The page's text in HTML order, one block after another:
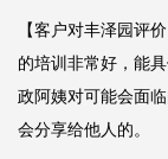
【客户对丰泽园评
的培训非常好，能
政阿姨对可能会面
会分享给他人的。